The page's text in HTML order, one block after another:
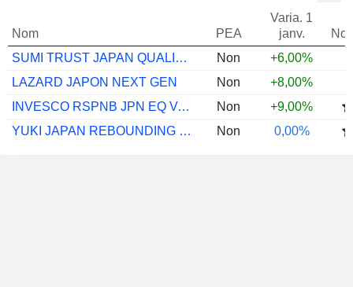
Nom PEA
Varia. 1
janv.
SUMI TRUST JAPAN QUALITY GR A JPY ACC
Non
+6,00%
LAZARD JAPON NEXT GEN
Non
+8,00%
INVESCO RSPNB JPN EQ VAL DISCV C JPY
Non
+9,00%
YUKI JAPAN REBOUNDING GROWTH JPY
Non 0,00%